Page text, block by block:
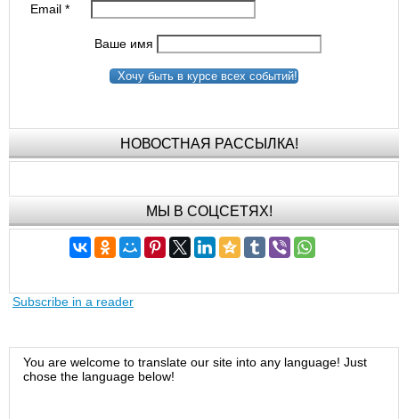
Email*
Ваше имя
Хочу быть в курсе всех событий!
НОВОСТНАЯ РАССЫЛКА!
МЫ В СОЦСЕТЯХ!
Subscribe in a reader
You are welcome to translate our site into any language! Just
chose the language below!